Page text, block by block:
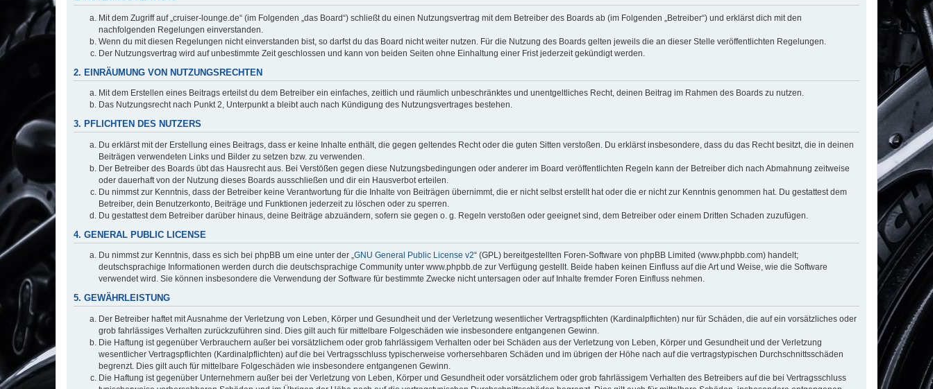
Mit dem Zugriff auf „cruiser-lounge.de“ (im Folgenden „das Board“) schließt du einen Nutzungsvertrag mit dem Betreiber des Boards ab (im Folgenden „Betreiber“) und erklärst dich mit den
nachfolgenden Regelungen einverstanden.
Wenn du mit diesen Regelungen nicht einverstanden bist, so darfst du das Board nicht weiter nutzen. Für die Nutzung des Boards gelten jeweils die an dieser Stelle veröffentlichten Regelungen.
Der Nutzungsvertrag wird auf unbestimmte Zeit geschlossen und kann von beiden Seiten ohne Einhaltung einer Frist jederzeit gekündigt werden.
2. EINRÄUMUNG VON NUTZUNGSRECHTEN
Mit dem Erstellen eines Beitrags erteilst du dem Betreiber ein einfaches, zeitlich und räumlich unbeschränktes und unentgeltliches Recht, deinen Beitrag im Rahmen des Boards zu nutzen.
Das Nutzungsrecht nach Punkt 2, Unterpunkt a bleibt auch nach Kündigung des Nutzungsvertrages bestehen.
3. PFLICHTEN DES NUTZERS
Du erklärst mit der Erstellung eines Beitrags, dass er keine Inhalte enthält, die gegen geltendes Recht oder die guten Sitten verstoßen. Du erklärst insbesondere, dass du das Recht besitzt, die in deinen
Beiträgen verwendeten Links und Bilder zu setzen bzw. zu verwenden.
Der Betreiber des Boards übt das Hausrecht aus. Bei Verstößen gegen diese Nutzungsbedingungen oder anderer im Board veröffentlichten Regeln kann der Betreiber dich nach Abmahnung zeitweise
oder dauerhaft von der Nutzung dieses Boards ausschließen und dir ein Hausverbot erteilen.
Du nimmst zur Kenntnis, dass der Betreiber keine Verantwortung für die Inhalte von Beiträgen übernimmt, die er nicht selbst erstellt hat oder die er nicht zur Kenntnis genommen hat. Du gestattest dem
Betreiber, dein Benutzerkonto, Beiträge und Funktionen jederzeit zu löschen oder zu sperren.
Du gestattest dem Betreiber darüber hinaus, deine Beiträge abzuändern, sofern sie gegen o. g. Regeln verstoßen oder geeignet sind, dem Betreiber oder einem Dritten Schaden zuzufügen.
4. GENERAL PUBLIC LICENSE
Du nimmst zur Kenntnis, dass es sich bei phpBB um eine unter der „GNU General Public License v2“ (GPL) bereitgestellten Foren-Software von phpBB Limited (www.phpbb.com) handelt;
deutschsprachige Informationen werden durch die deutschsprachige Community unter www.phpbb.de zur Verfügung gestellt. Beide haben keinen Einfluss auf die Art und Weise, wie die Software
verwendet wird. Sie können insbesondere die Verwendung der Software für bestimmte Zwecke nicht untersagen oder auf Inhalte fremder Foren Einfluss nehmen.
5. GEWÄHRLEISTUNG
Der Betreiber haftet mit Ausnahme der Verletzung von Leben, Körper und Gesundheit und der Verletzung wesentlicher Vertragspflichten (Kardinalpflichten) nur für Schäden, die auf ein vorsätzliches oder
grob fahrlässiges Verhalten zurückzuführen sind. Dies gilt auch für mittelbare Folgeschäden wie insbesondere entgangenen Gewinn.
Die Haftung ist gegenüber Verbrauchern außer bei vorsätzlichem oder grob fahrlässigem Verhalten oder bei Schäden aus der Verletzung von Leben, Körper und Gesundheit und der Verletzung
wesentlicher Vertragspflichten (Kardinalpflichten) auf die bei Vertragsschluss typischerweise vorhersehbaren Schäden und im übrigen der Höhe nach auf die vertragstypischen Durchschnittsschäden
begrenzt. Dies gilt auch für mittelbare Folgeschäden wie insbesondere entgangenen Gewinn.
Die Haftung ist gegenüber Unternehmern außer bei der Verletzung von Leben, Körper und Gesundheit oder vorsätzlichem oder grob fahrlässigem Verhalten des Betreibers auf die bei Vertragsschluss